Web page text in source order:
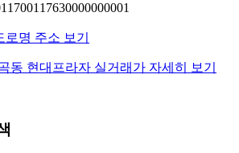
명 주소 보기
동 현대프라자 실거래가 자세히 보기